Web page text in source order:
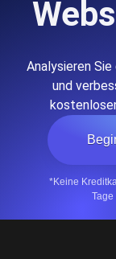
Analysieren
und
*Keine